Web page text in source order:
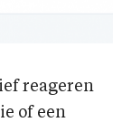
reageren
of een